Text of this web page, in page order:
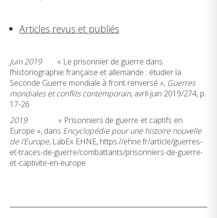
Articles revus et publiés
Juin 2019« Le prisonnier de guerre dans
l’historiographie française et allemande : étudier la
Seconde Guerre mondiale à front renversé », Guerres
mondiales et conflits contemporain, avril-juin 2019/274, p.
17-26
2019« Prisonniers de guerre et captifs en
Europe », dans Encyclopédie pour une histoire nouvelle
de l’Europe, LabEx EHNE, https://ehne.fr/article/guerres-
et-traces-de-guerre/combattants/prisonniers-de-guerre-
et-captivite-en-europe